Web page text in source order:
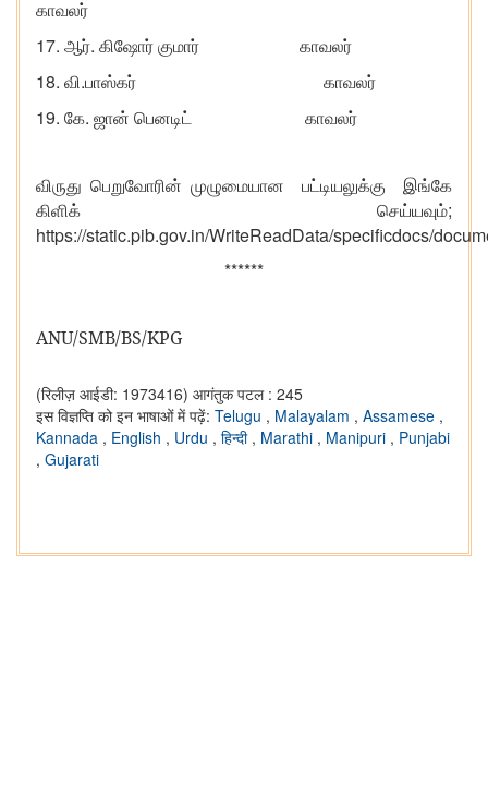
காவலர்
17. ஆர். கிஷோர் குமார் காவலர்
18. வி.பாஸ்கர் காவலர்
19. கே. ஜான் பெனடிட் காவலர்
விருது பெறுவோரின் முழுமையான பட்டியலுக்கு
இங்கே
கிளிக்
செய்யவும்;
https://static.pib.gov.in/WriteReadData/specificdocs/
******
ANU/SMB/BS/KPG
(रिलीज़ आईडी: 1973416) आगंतुक पटल : 245
इस विज्ञप्ति को इन भाषाओं में पढ़ें: Telugu , Malayalam , Assamese ,
Kannada , English , Urdu , हिन्दी , Marathi , Manipuri , Punjabi
, Gujarati